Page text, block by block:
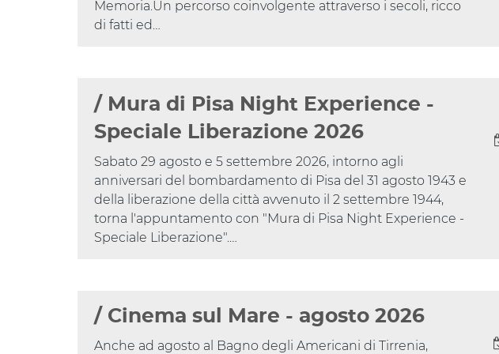
Memoria.Un percorso coinvolgente attraverso i secoli, ricco
di fatti ed…
/ Mura di Pisa Night Experience -
Speciale Liberazione 2026
Sabato 29 agosto e 5 settembre 2026, intorno agli
anniversari del bombardamento di Pisa del 31 agosto 1943 e
della liberazione della città avvenuto il 2 settembre 1944,
torna l'appuntamento con "Mura di Pisa Night Experience -
Speciale Liberazione".…
/ Cinema sul Mare - agosto 2026
Anche ad agosto al Bagno degli Americani di Tirrenia,